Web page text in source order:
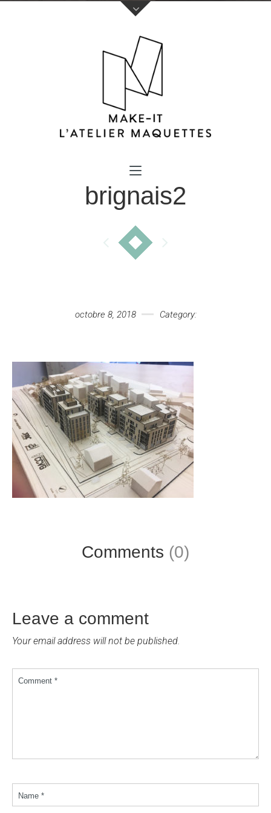
Votre nom (obligatoire)
Votre e-mail (obligatoire)brignais2
octobre 8, 2018 Category:
Comments (0)
Leave a comment
Your email address will not be published.
Comment *
Name *